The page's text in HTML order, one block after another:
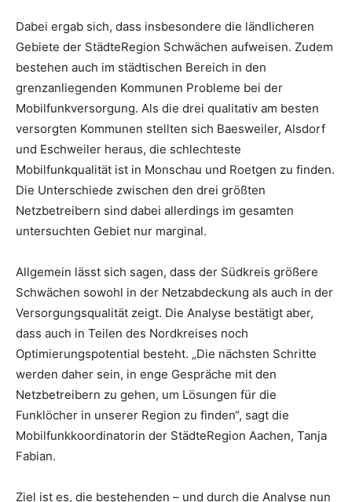
Dabei ergab sich, dass insbesondere die ländlicheren
Gebiete der StädteRegion Schwächen aufweisen. Zudem
bestehen auch im städtischen Bereich in den
grenzanliegenden Kommunen Probleme bei der
Mobilfunkversorgung. Als die drei qualitativ am besten
versorgten Kommunen stellten sich Baesweiler, Alsdorf
und Eschweiler heraus, die schlechteste
Mobilfunkqualität ist in Monschau und Roetgen zu finden.
Die Unterschiede zwischen den drei größten
Netzbetreibern sind dabei allerdings im gesamten
untersuchten Gebiet nur marginal.
Allgemein lässt sich sagen, dass der Südkreis größere
Schwächen sowohl in der Netzabdeckung als auch in der
Versorgungsqualität zeigt. Die Analyse bestätigt aber,
dass auch in Teilen des Nordkreises noch
Optimierungspotential besteht. „Die nächsten Schritte
werden daher sein, in enge Gespräche mit den
Netzbetreibern zu gehen, um Lösungen für die
Funklöcher in unserer Region zu finden“, sagt die
Mobilfunkkoordinatorin der StädteRegion Aachen, Tanja
Fabian.
Ziel ist es, die bestehenden – und durch die Analyse nun